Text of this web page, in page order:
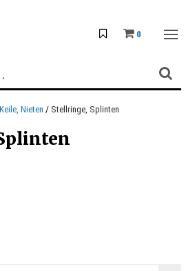
0
Nieten Stellringe, Splinten